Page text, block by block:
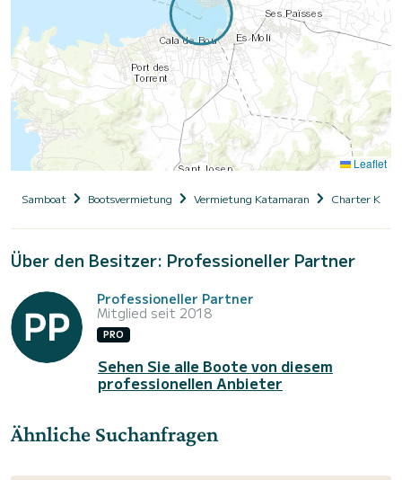
Leaflet
Samboat Bootsvermietung Vermietung Katamaran Charter
Über den Besitzer: Professioneller Partner
Professioneller Partner
Mitglied seit 2018
PRO
Sehen Sie alle Boote von diesem
professionellen Anbieter
Ähnliche Suchanfragen